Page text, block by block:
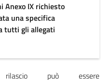
Anexo IX richiesto
una specifica
tutti gli allegati
può essere